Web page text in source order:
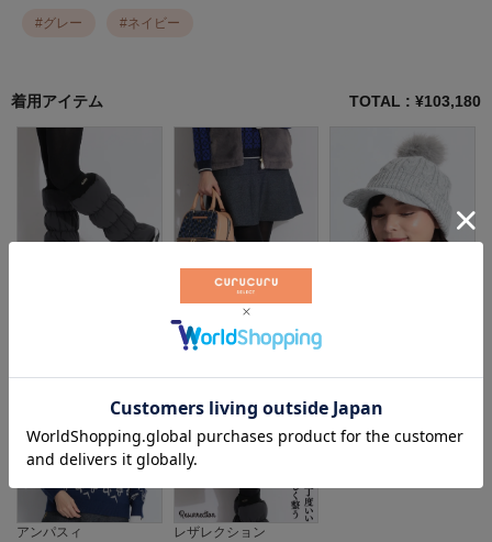
#グレー #ネイビー
着用アイテム TOTAL : ¥103,180
レザレクション
¥24,640（税込）
アンパスィ
レザレクション